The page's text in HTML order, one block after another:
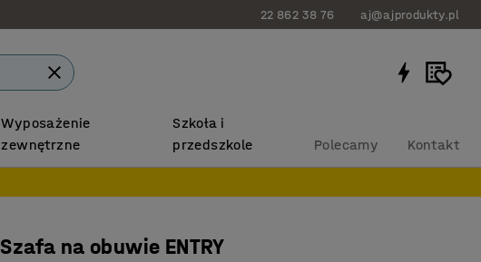
22 862 38 76 aj@ajprodukty.pl
Wyposażenie
zewnętrzne
Szkoła i
przedszkole
Polecamy Kontakt
Szafa na obuwie ENTRY